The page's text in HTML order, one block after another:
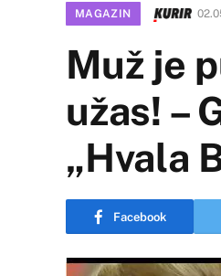
MAGAZIN
Muž je
užas! –
„Hvala
Facebook